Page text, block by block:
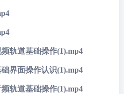
轨道基础操作(1).mp4
界面操作认识(1).mp4
轨道基础操作(1).mp4